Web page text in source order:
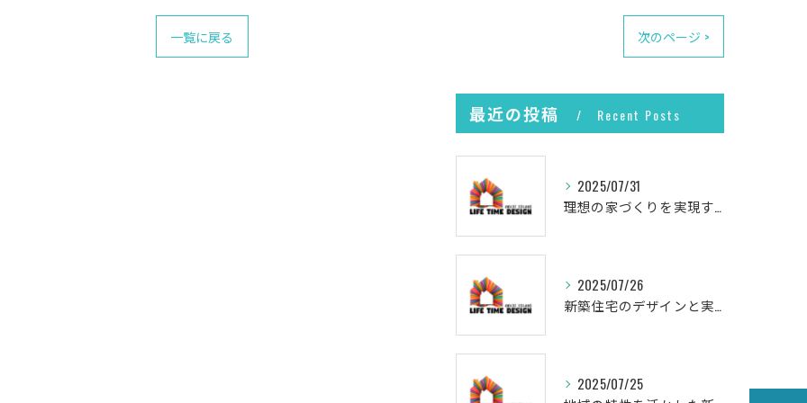
一覧に戻る 次のページ >
最近の投稿 Recent Posts
2025/07/31
理想の家づくりを実現するプロセス
2025/07/26
新築住宅のデザインと実現
2025/07/25